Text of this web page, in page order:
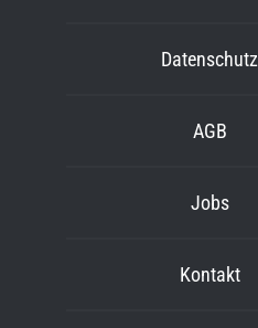
Datenschutz
AGB
Jobs
Kontakt